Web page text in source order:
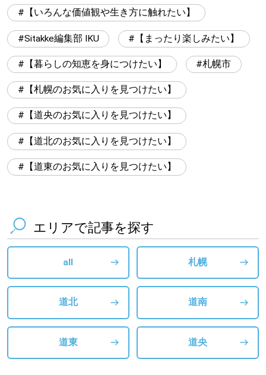
【いろんな価値観や生き方に触れたい】
Sitakke編集部 IKU 【まったり楽しみたい】
【暮らしの知恵を身につけたい】 札幌市
【札幌のお気に入りを見つけたい】
【道央のお気に入りを見つけたい】
【道北のお気に入りを見つけたい】
【道東のお気に入りを見つけたい】
エリアで記事を探す
all 札幌
道北 道南
道東 道央